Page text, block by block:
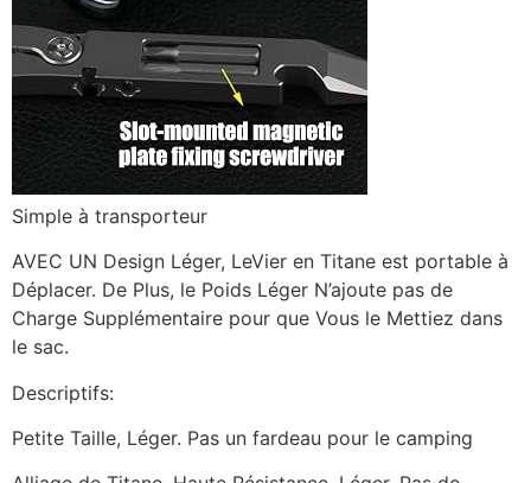
Simple à transporteur
AVEC UN Design Léger, LeVier en Titane est portable à
Déplacer. De Plus, le Poids Léger N’ajoute pas de
Charge Supplémentaire pour que Vous le Mettiez dans
le sac.
Descriptifs:
Petite Taille, Léger. Pas un fardeau pour le camping